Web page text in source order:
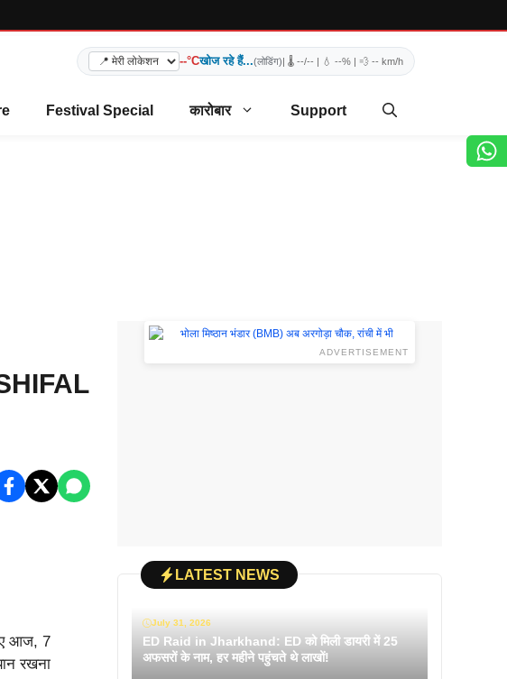
--°Cखोज रहे हैं...(लोडिंग)| 🌡️ --/-- | 💧 --% | 💨 -- km/h
Festival Special कारोबार Support
आज, 7
रखना
ADVERTISEMENT
LATEST NEWS
July 31, 2026
ED Raid in Jharkhand: ED को मिली डायरी में 25
अफसरों के नाम, हर महीने पहुंचते थे लाखों!